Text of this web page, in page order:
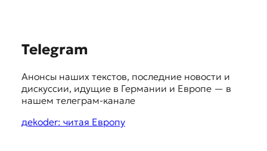
Telegram
Анонсы наших текстов, последние новости и
дискуссии, идущие в Германии и Европе — в
нашем телеграм-канале
дekoder: читая Европу